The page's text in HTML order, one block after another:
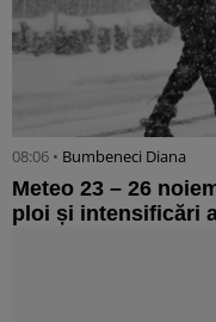
08:06 • Bumbeneci Diana
Meteo 23 – 26
ploi și intensificări